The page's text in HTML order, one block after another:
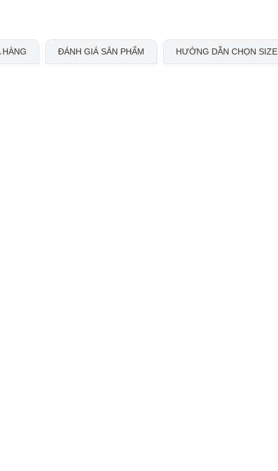
ĐÁNH GIÁ SẢN PHẨM HƯỚNG DẪN CHỌN SIZE